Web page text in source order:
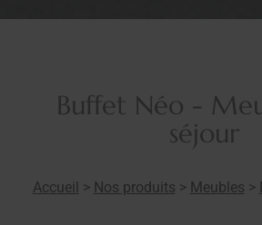
Buffet Néo -
séjour
Accueil > Nos produits > Meubles >